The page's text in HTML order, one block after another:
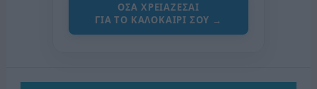
ΟΣΑ ΧΡΕΙΑΖΕΣΑΙ
ΓΙΑ ΤΟ ΚΑΛΟΚΑΙΡΙ ΣΟΥ →